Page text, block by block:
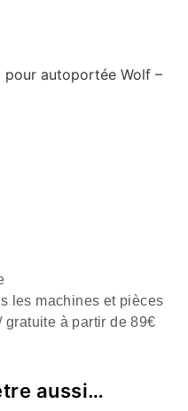
autoportée Wolf –
les machines et pièces
gratuite à partir de 89€
aussi…